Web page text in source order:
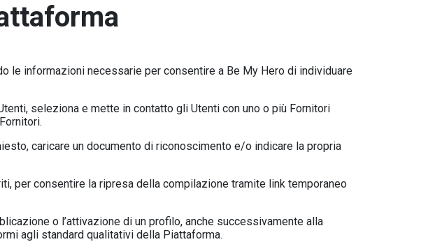
le informazioni necessarie per consentire a Be My Hero di individuare
seleziona e mette in contatto gli Utenti con uno o più Fornitori
caricare un documento di riconoscimento e/o indicare la propria
per consentire la ripresa della compilazione tramite link temporaneo
o l’attivazione di un profilo, anche successivamente alla
agli standard qualitativi della Piattaforma.